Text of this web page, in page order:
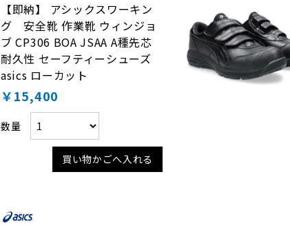
【即納】 アシックスワーキン
グ 安全靴 作業靴 ウィンジョ
ブ CP306 BOA JSAA A種先芯
耐久性 セーフティーシューズ
asics ローカット
￥15,400
数量
買い物かごへ入れる